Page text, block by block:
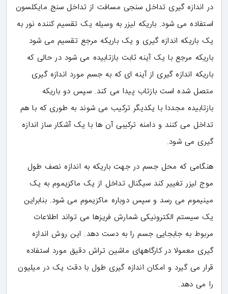
در اندازه گیری تداخل سنجی مسافت از تداخل سنج مایکلسون
استفاده می شود. باریکه لیزر به وسیله یک تقسیم کننده نور به
یک باریکه اندازه گیری و یک باریکه مرجع تقسیم می شود
باریکه مرجع با یک آینه ثابت بازتابیده می شود در حالی که
باریکه اندازه گیری از آینه ای که به جسم مورد اندازه گیری
متصل شده است بازتاب پیدا می کند. سپس دو باریکه
بازتابیده مجددا با یکدیگر ترکیب می شوند به طوری که با هم
تداخل می کنند و دامنه ترکیبی آن ها با یک آشکار ساز اندازه
گیری می شود.
هنگامی که محل جسم در جهت باریکه به اندازه نصف طول
موج لیزر تغییر کند سیگنال تداخل از یک ماکزیموم به یک
مینیموم می رسد و سپس دوباره ماکزیموم می شود. بنابراین
یک سیستم الکترونیکی شمارش فریزها می تواند اطلاعات
مربوط به جابجایی جسم را به دست دهد. این روش اندازه
گیری معمولا در کارگاههای ماشین تراش دقیق مورد استفاده
قرار می گیرد و امکان اندازه گیری طول با دقت یک در میلیون
را می دهد.